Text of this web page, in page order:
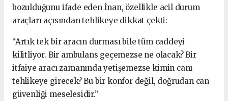
bozulduğunu ifade eden İnan, özellikle acil durum
araçları açısından tehlikeye dikkat çekti:
“Artık tek bir aracın durması bile tüm caddeyi
kilitliyor. Bir ambulans geçemezse ne olacak? Bir
itfaiye aracı zamanında yetişemezse kimin canı
tehlikeye girecek? Bu bir konfor değil, doğrudan can
güvenliği meselesidir.”